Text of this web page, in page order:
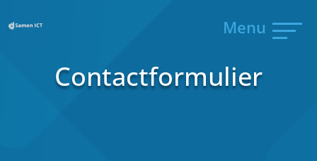
Menu
Contactformulier